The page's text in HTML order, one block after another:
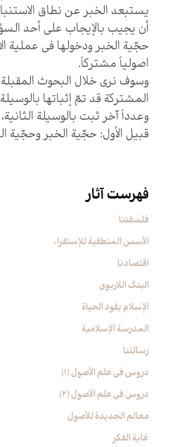
يستبعد الخبر عن نطاق
أن يجيب بالإيجاب على أحد
حجّية الخبر ودخولها في عملية
اصولياً مشتركاً.
وسوف نرى خلال البحوث
المشتركة قد تمّ إثباتها
وعدداً آخر ثبت بالوسيلة
قبيل الأول: حجّية الخبر وحجّية
فهرست آثار
فلسفتنا
الأسس المنطقیة للإستقراء
اقتصادنا
البنک اللاربوی
الإسلام یقود الحیاة
المدرسة الإسلامیة
رسالتنا
دروس فی علم الأصول (1)
دروس فی علم الأصول (2)
معالم الجدیدة للأصول
غایة الفکر